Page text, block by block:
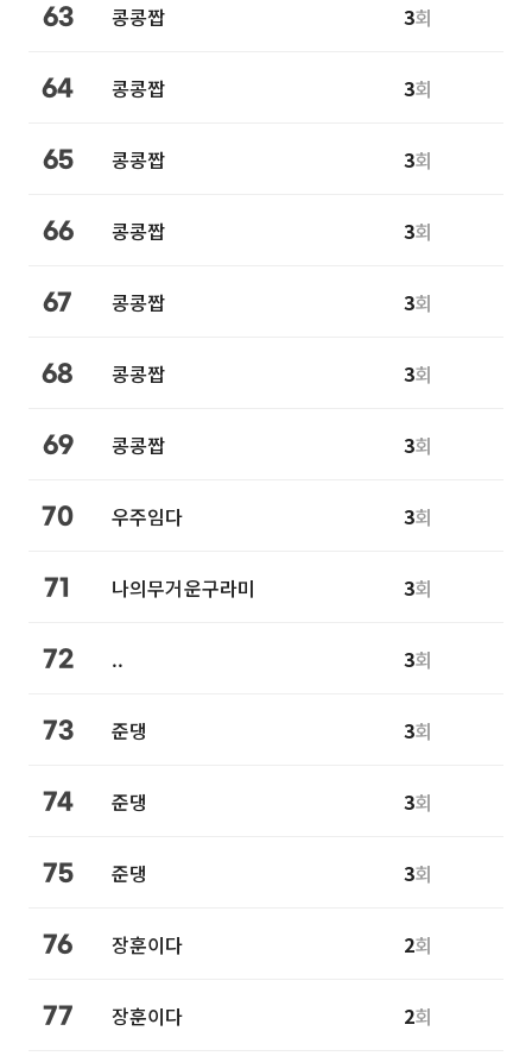
63 콩콩짭 3회
64 콩콩짭 3회
65 콩콩짭 3회
66 콩콩짭 3회
67 콩콩짭 3회
68 콩콩짭 3회
69 콩콩짭 3회
70 우주임다 3회
71 나의무거운구라미 3회
72 .. 3회
73 준댕 3회
74 준댕 3회
75 준댕 3회
76 장훈이다 2회
77 장훈이다 2회